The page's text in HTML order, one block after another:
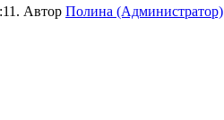
Автор Полина (Администратор)